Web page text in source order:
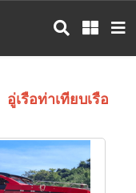
อู่เรือท่าเทียบเรือ